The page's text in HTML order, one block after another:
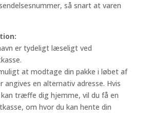
så snart at varen
er tydeligt læseligt ved
at modtage din pakke i løbet af
angives en alternativ adresse. Hvis
træffe dig hjemme, vil du få en
om hvor du kan hente din